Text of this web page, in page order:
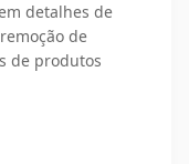
detalhes de
de
de produtos